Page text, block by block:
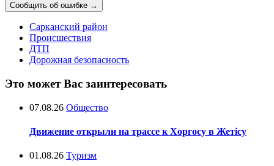
Сообщить об ошибке →
Сарканский район
Происшествия
ДТП
Дорожная безопасность
Это может Вас заинтересовать
07.08.26 Общество
Движение открыли на трассе к Хоргосу в Жетісу
01.08.26 Туризм